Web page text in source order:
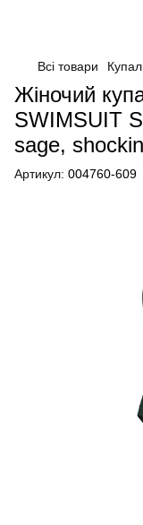
Всі товари
Жіночий
SWIMSUIT
sage,
Артикул: 004760-609